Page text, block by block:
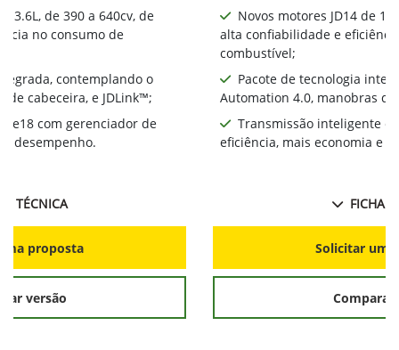
13.6L, de 390 a 640cv, de
no consumo de
contemplando o
de cabeceira, e JDLink™;
e18 com gerenciador de
desempenho.
TÉCNICA
proposta
versão
Novos motores JD14 de
alta confiabilidade e
combustível;
Pacote de tecnologia
Automation 4.0, manobras
Transmissão inteligente
eficiência, mais economia e
FICHA
Solicitar
Comparar